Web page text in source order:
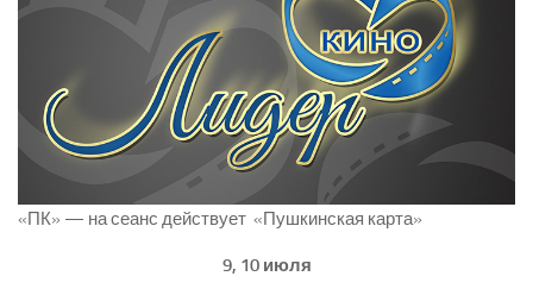
«ПК» — на сеанс действует «Пушкинская карта»
9, 10 июля